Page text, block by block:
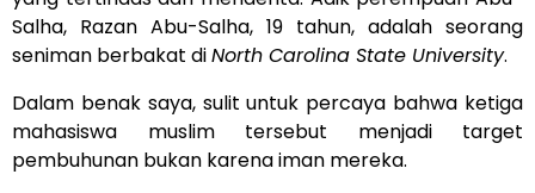
Salha, Razan Abu-Salha, 19 tahun, adalah seorang
seniman berbakat diNorth Carolina State University.
Dalam benak saya, sulit untuk percaya bahwa ketiga
mahasiswa muslim tersebut menjadi target
pembuhunan bukan karena iman mereka.